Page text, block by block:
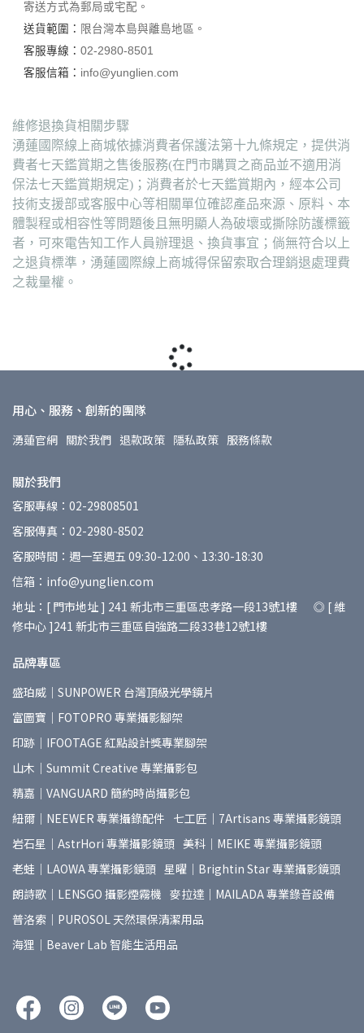
寄送方式為郵局或宅配。
送貨範圍： 限台灣本島與離島地區。
客服專線： 02-2980-8501
客服信箱： info@yunglien.com
維修退換貨相關步驟
湧蓮國際線上商城依據消費者保護法第十九條規定，提供消
費者七天鑑賞期之售後服務(在門市購買之商品並不適用消
保法七天鑑賞期規定)；消費者於七天鑑賞期內，經本公司
技術支援部或客服中心等相關單位確認產品來源、原料、本
體製程或相容性等問題後且無明顯人為破壞或撕除防護標籤
者，可來電告知工作人員辦理退、換貨事宜；倘無符合以上
之退貨標準，湧蓮國際線上商城得保留索取合理銷退處理費
之裁量權。
用心、服務、創新的團隊
湧蓮官網 關於我們 退款政策 隱私政策 服務條款
關於我們
客服專線：02-29808501
客服傳真：02-2980-8502
客服時間：週一至週五 09:30-12:00、13:30-18:30
信箱：info@yunglien.com
地址：[ 門市地址 ] 241 新北市三重區忠孝路一段13號1樓 ◎ [ 維
修中心 ]241 新北市三重區自強路二段33巷12號1樓
品牌專區
盛珀威｜SUNPOWER 台灣頂級光學鏡片
富圖寶｜FOTOPRO 專業攝影腳架
印跡｜IFOOTAGE 紅點設計獎專業腳架
山木｜Summit Creative 專業攝影包
精嘉｜VANGUARD 簡約時尚攝影包
紐爾｜NEEWER 專業攝錄配件 七工匠｜7Artisans 專業攝影鏡頭
岩石星｜AstrHori 專業攝影鏡頭 美科｜MEIKE 專業攝影鏡頭
老蛙｜LAOWA 專業攝影鏡頭 星曜｜Brightin Star 專業攝影鏡頭
朗詩歌｜LENSGO 攝影煙霧機 麥拉達｜MAILADA 專業錄音設備
普洛索｜PUROSOL 天然環保清潔用品
海狸｜Beaver Lab 智能生活用品